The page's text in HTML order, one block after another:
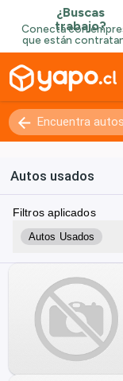
Autos usados
Filtros aplicados
Autos Usados